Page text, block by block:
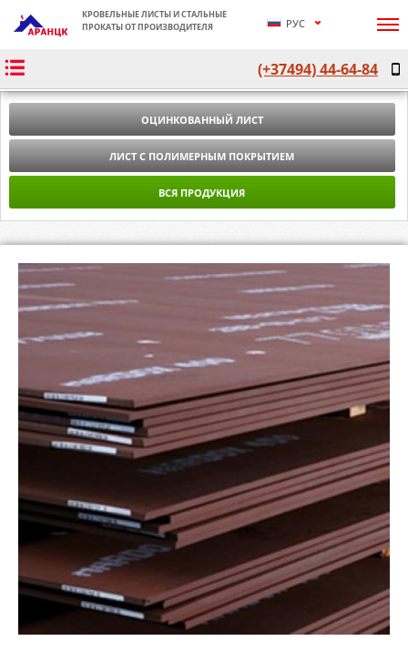
КРОВЕЛЬНЫЕ ЛИСТЫ И СТАЛЬНЫЕ
ПРОКАТЫ ОТ ПРОИЗВОДИТЕЛЯ
РУС
ՀԱՅ
ENG
(+37494) 44-64-84
ОЦИНКОВАННЫЙ ЛИСТ
ЛИСТ С ПОЛИМЕРНЫМ ПОКРЫТИЕМ
ВСЯ ПРОДУКЦИЯ